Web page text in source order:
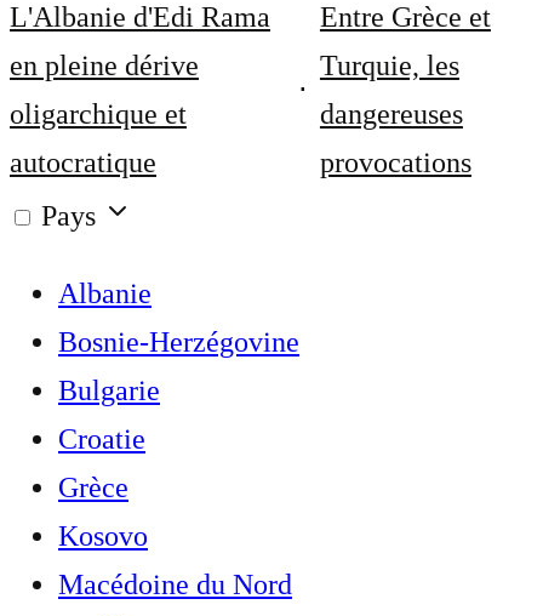
L'Albanie d'Edi Rama
en pleine dérive
oligarchique et
autocratique
Entre Grèce et
Turquie, les
dangereuses
provocations
Pays
Albanie
Bosnie-Herzégovine
Bulgarie
Croatie
Grèce
Kosovo
Macédoine du Nord